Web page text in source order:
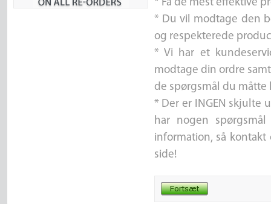
* Få de mest effektive
* Du vil modtage den
og respekterede
* Vi har et
modtage din ordre
de spørgsmål du måtte
* Der er INGEN skjulte
har nogen
information, så
side!